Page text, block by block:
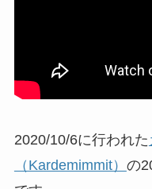
2020/10/6に行われた
（Kardemimmit） の